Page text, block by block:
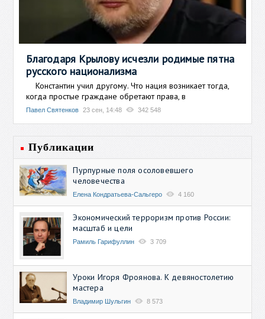
Благодаря Крылову исчезли родимые пятна
русского национализма
Константин учил другому. Что нация возникает тогда,
когда простые граждане обретают права, в
Павел Святенков 23 сен, 14:48 342 548
Публикации
Пурпурные поля осоловевшего
человечества
Елена Кондратьева-Сальгеро 4 160
Экономический терроризм против России:
масштаб и цели
Рамиль Гарифуллин 3 709
Уроки Игоря Фроянова. К девяностолетию
мастера
Владимир Шульгин 8 573